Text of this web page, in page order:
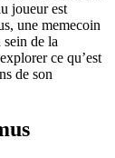
joueur est
une memecoin
sein de la
ce qu’est
de son